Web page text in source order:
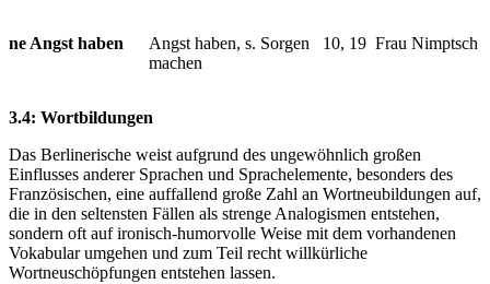
ne Angst haben
Angst haben, s. Sorgen
machen
10, 19 Frau Nimptsch
3.4: Wortbildungen
Das Berlinerische weist aufgrund des ungewöhnlich großen
Einflusses anderer Sprachen und Sprachelemente, besonders des
Französischen, eine auffallend große Zahl an Wortneubildungen auf,
die in den seltensten Fällen als strenge Analogismen entstehen,
sondern oft auf ironisch-humorvolle Weise mit dem vorhandenen
Vokabular umgehen und zum Teil recht willkürliche
Wortneuschöpfungen entstehen lassen.